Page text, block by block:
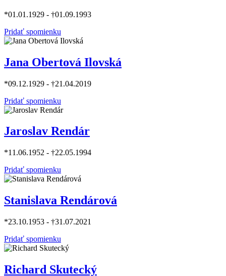
*01.01.1929 - †01.09.1993
Pridať spomienku
Jana Obertová Ilovská
*09.12.1929 - †21.04.2019
Pridať spomienku
Jaroslav Rendár
*11.06.1952 - †22.05.1994
Pridať spomienku
Stanislava Rendárová
*23.10.1953 - †31.07.2021
Pridať spomienku
Richard Skutecký